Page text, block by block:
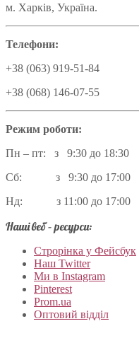
м. Харків, Україна.
Телефони:
+38 (063) 919-51-84
+38 (068) 146-07-55
Режим роботи:
Пн – пт: з 9:30 до 18:30
Сб: з 9:30 до 17:00
Нд: з 11:00 до 17:00
Наші веб – ресурси:
Строрінка у Фейсбук
Наш Twitter
Ми в Instagram
Pinterest
Prom.ua
Оптовий відділ